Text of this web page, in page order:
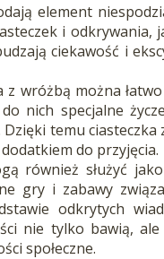
element
i odkrywania,
ciekawość i
z wróżbą można łatwo
nich specjalne
temu
do przyjęcia.
również służyć
gry i zabawy
odkrytych
nie tylko bawią,
społeczne.